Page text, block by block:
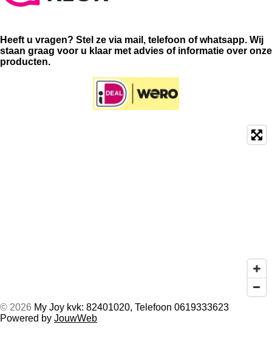
Heeft u vragen? Stel ze via mail, telefoon of whatsapp. Wij
staan graag voor u klaar met advies of informatie over onze
producten.
© 2026 My Joy kvk: 82401020, Telefoon 0619333623
Powered by JouwWeb